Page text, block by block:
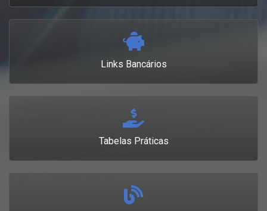
Links Bancários
Tabelas Práticas